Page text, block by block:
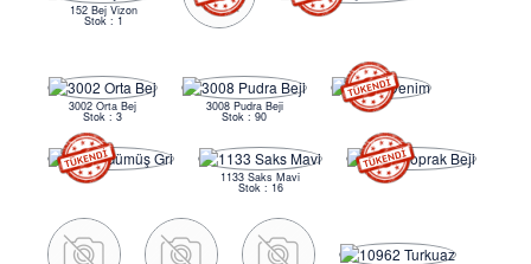
152 Bej Vizon
Stok : 1
3002 Orta Bej
Stok : 3
3008 Pudra Beji
Stok : 90
1133 Saks Mavi
Stok : 16